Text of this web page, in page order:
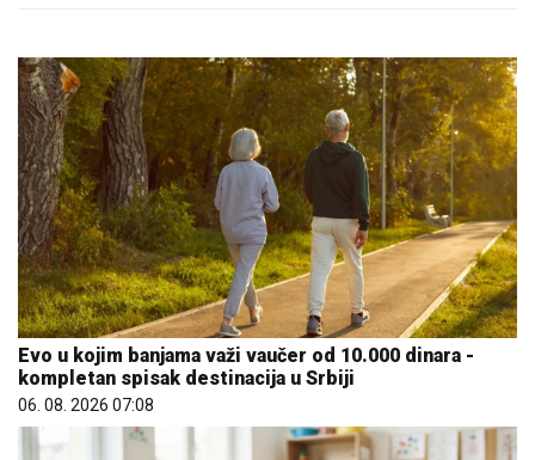
Evo u kojim banjama važi vaučer od 10.000 dinara -
kompletan spisak destinacija u Srbiji
06. 08. 2026 07:08